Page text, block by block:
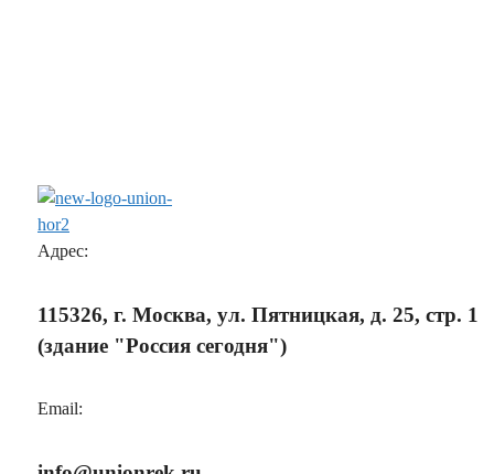
Адрес:
115326, г. Москва, ул. Пятницкая, д. 25, стр. 1
(здание "Россия сегодня")
Email: